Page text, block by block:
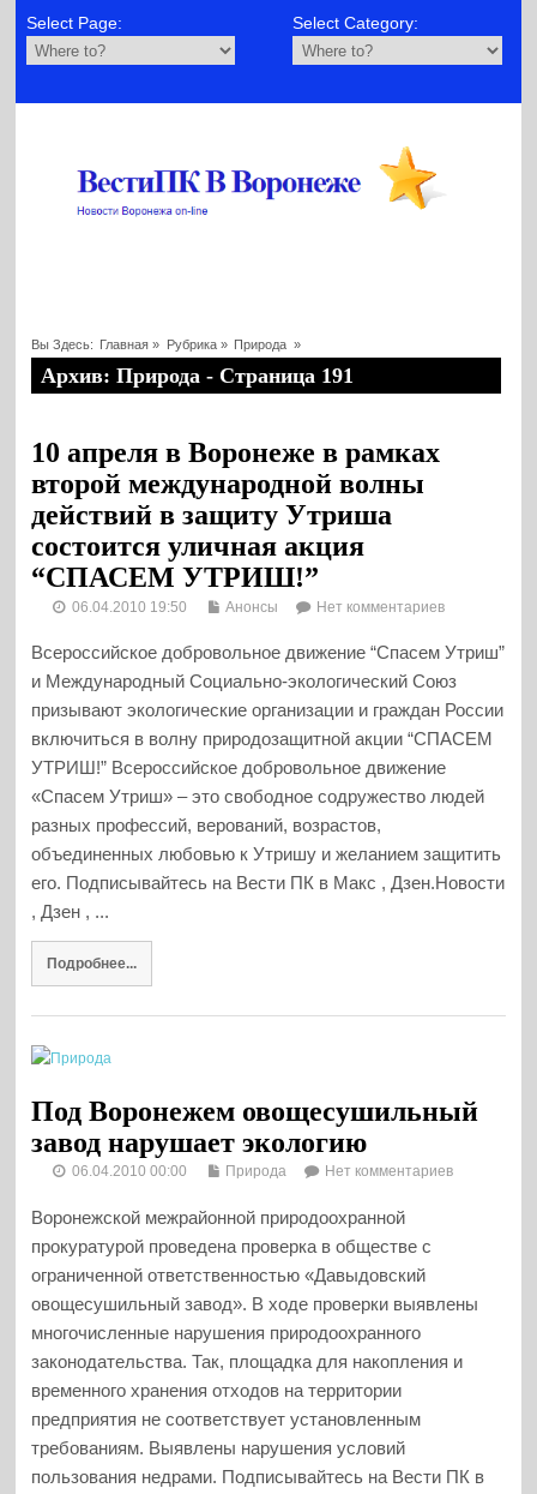
Select Page: Select Category:
Вы Здесь: Главная » Рубрика » Природа»
Архив: Природа - Страница 191
10 апреля в Воронеже в рамках
второй международной волны
действий в защиту Утриша
состоится уличная акция
“СПАСЕМ УТРИШ!”
06.04.2010 19:50 Анонсы Нет комментариев
Всероссийское добровольное движение “Спасем Утриш”
и Международный Социально-экологический Союз
призывают экологические организации и граждан России
включиться в волну природозащитной акции “СПАСЕМ
УТРИШ!” Всероссийское добровольное движение
«Спасем Утриш» – это свободное содружество людей
разных профессий, верований, возрастов,
объединенных любовью к Утришу и желанием защитить
его. Подписывайтесь на Вести ПК в Макс , Дзен.Новости
, Дзен , ...
Подробнее...
Под Воронежем овощесушильный
завод нарушает экологию
06.04.2010 00:00 Природа Нет комментариев
Воронежской межрайонной природоохранной
прокуратурой проведена проверка в обществе с
ограниченной ответственностью «Давыдовский
овощесушильный завод». В ходе проверки выявлены
многочисленные нарушения природоохранного
законодательства. Так, площадка для накопления и
временного хранения отходов на территории
предприятия не соответствует установленным
требованиям. Выявлены нарушения условий
пользования недрами. Подписывайтесь на Вести ПК в